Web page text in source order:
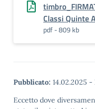
Classi Quinte
pdf - 809 kb
Pubblicato: 14.02.2025 -
Eccetto dove